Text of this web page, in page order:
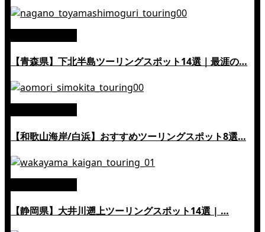
【青森県】下北半島ツーリングスポット14選｜最涯の…
【和歌山海岸/白浜】おすすめツーリングスポット8選…
【静岡県】大井川遡上ツーリングスポット14選 | …